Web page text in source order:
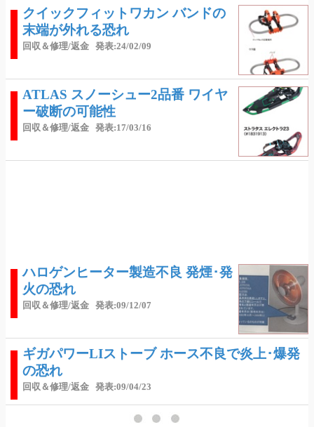
クイックフィットワカン バンドの
末端が外れる恐れ
回収＆修理/返金 発表:24/02/09
ATLAS スノーシュー2品番 ワイヤ
ー破断の可能性
回収＆修理/返金 発表:17/03/16
ハロゲンヒーター製造不良 発煙･発
火の恐れ
回収＆修理/返金 発表:09/12/07
ギガパワーLIストーブ ホース不良で炎上･爆発
の恐れ
回収＆修理/返金 発表:09/04/23